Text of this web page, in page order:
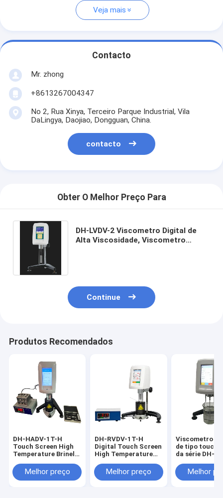
Veja mais
Contacto
Mr. zhong
+8613267004347
No 2, Rua Xinya, Terceiro Parque Industrial, Vila
DaLingya, Daojiao, Dongguan, China.
contacto
Obter O Melhor Preço Para
DH-LVDV-2 Viscometro Digital de
Alta Viscosidade, Viscometro
Continue
Produtos Recomendados
DH-HADV-1T-H
Touch Screen High
Temperature Brinell
Microcomputer
Touch Screen
Melhor preço
DH-RVDV-1T-H
Digital Touch Screen
High Temperature
High Precision
Rotating
Melhor preço
Viscometro
de tipo touch
da série DH-
de touch
alta
Melhor